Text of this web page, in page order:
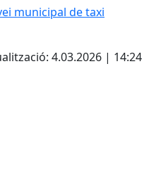
municipal de taxi
4.03.2026 | 14:24